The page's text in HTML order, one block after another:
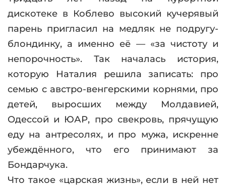
дискотеке в Коблево высокий кучерявый
парень пригласил на медляк не подругу-
блондинку, а именно её — «за чистоту и
непорочность». Так началась история,
которую Наталия решила записать: про
семью с австро-венгерскими корнями, про
детей, выросших между Молдавией,
Одессой и ЮАР, про свекровь, прячущую
еду на антресолях, и про мужа, искренне
убеждённого, что его принимают за
Бондарчука.
Что такое «царская жизнь», если в ней нет